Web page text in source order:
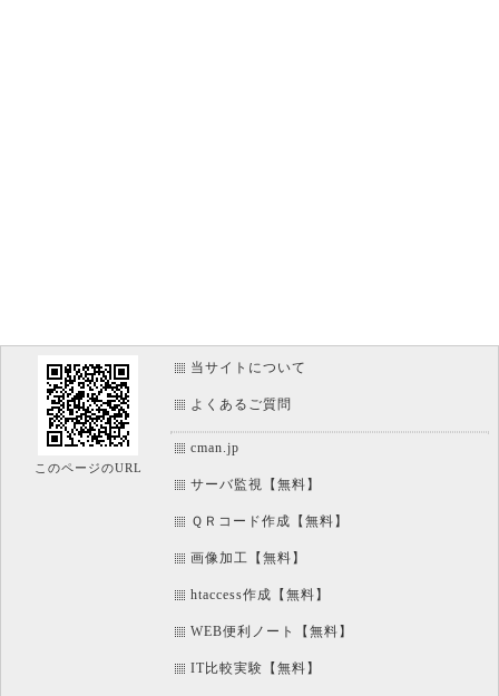
このページのURL
当サイトについて
よくあるご質問
cman.jp
サーバ監視【無料】
ＱＲコード作成【無料】
画像加工【無料】
htaccess作成【無料】
WEB便利ノート【無料】
IT比較実験【無料】